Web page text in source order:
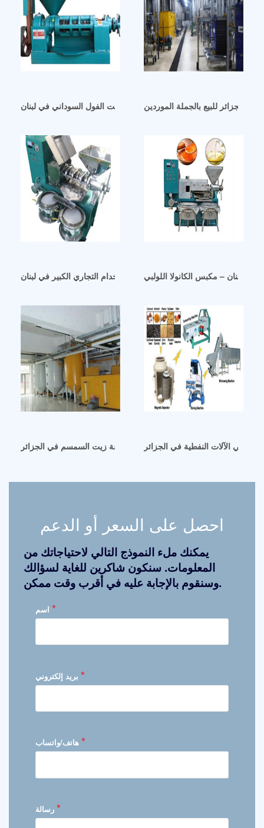
مصنعي وموردي آلات زيت الفول السوداني في لبنانالجزائر للبيع بالجملة الموردين
آلة استخراج زيت جوز الهند للاستخدام التجاري الكبير في لبنان
في لبنان – مكبس الكانولا اللولبي
آلات صناعة زيت السمسم في الجزائرالآلات النفطية في الجزائر
احصل على السعر أو الدعم
يمكنك ملء النموذج التالي لاحتياجاتك من
المعلومات. سنكون شاكرين للغاية لسؤالك
وسنقوم بالإجابة عليه في أقرب وقت ممكن.
*
*
*
*